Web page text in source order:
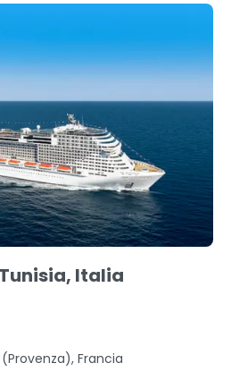
Italia
Francia